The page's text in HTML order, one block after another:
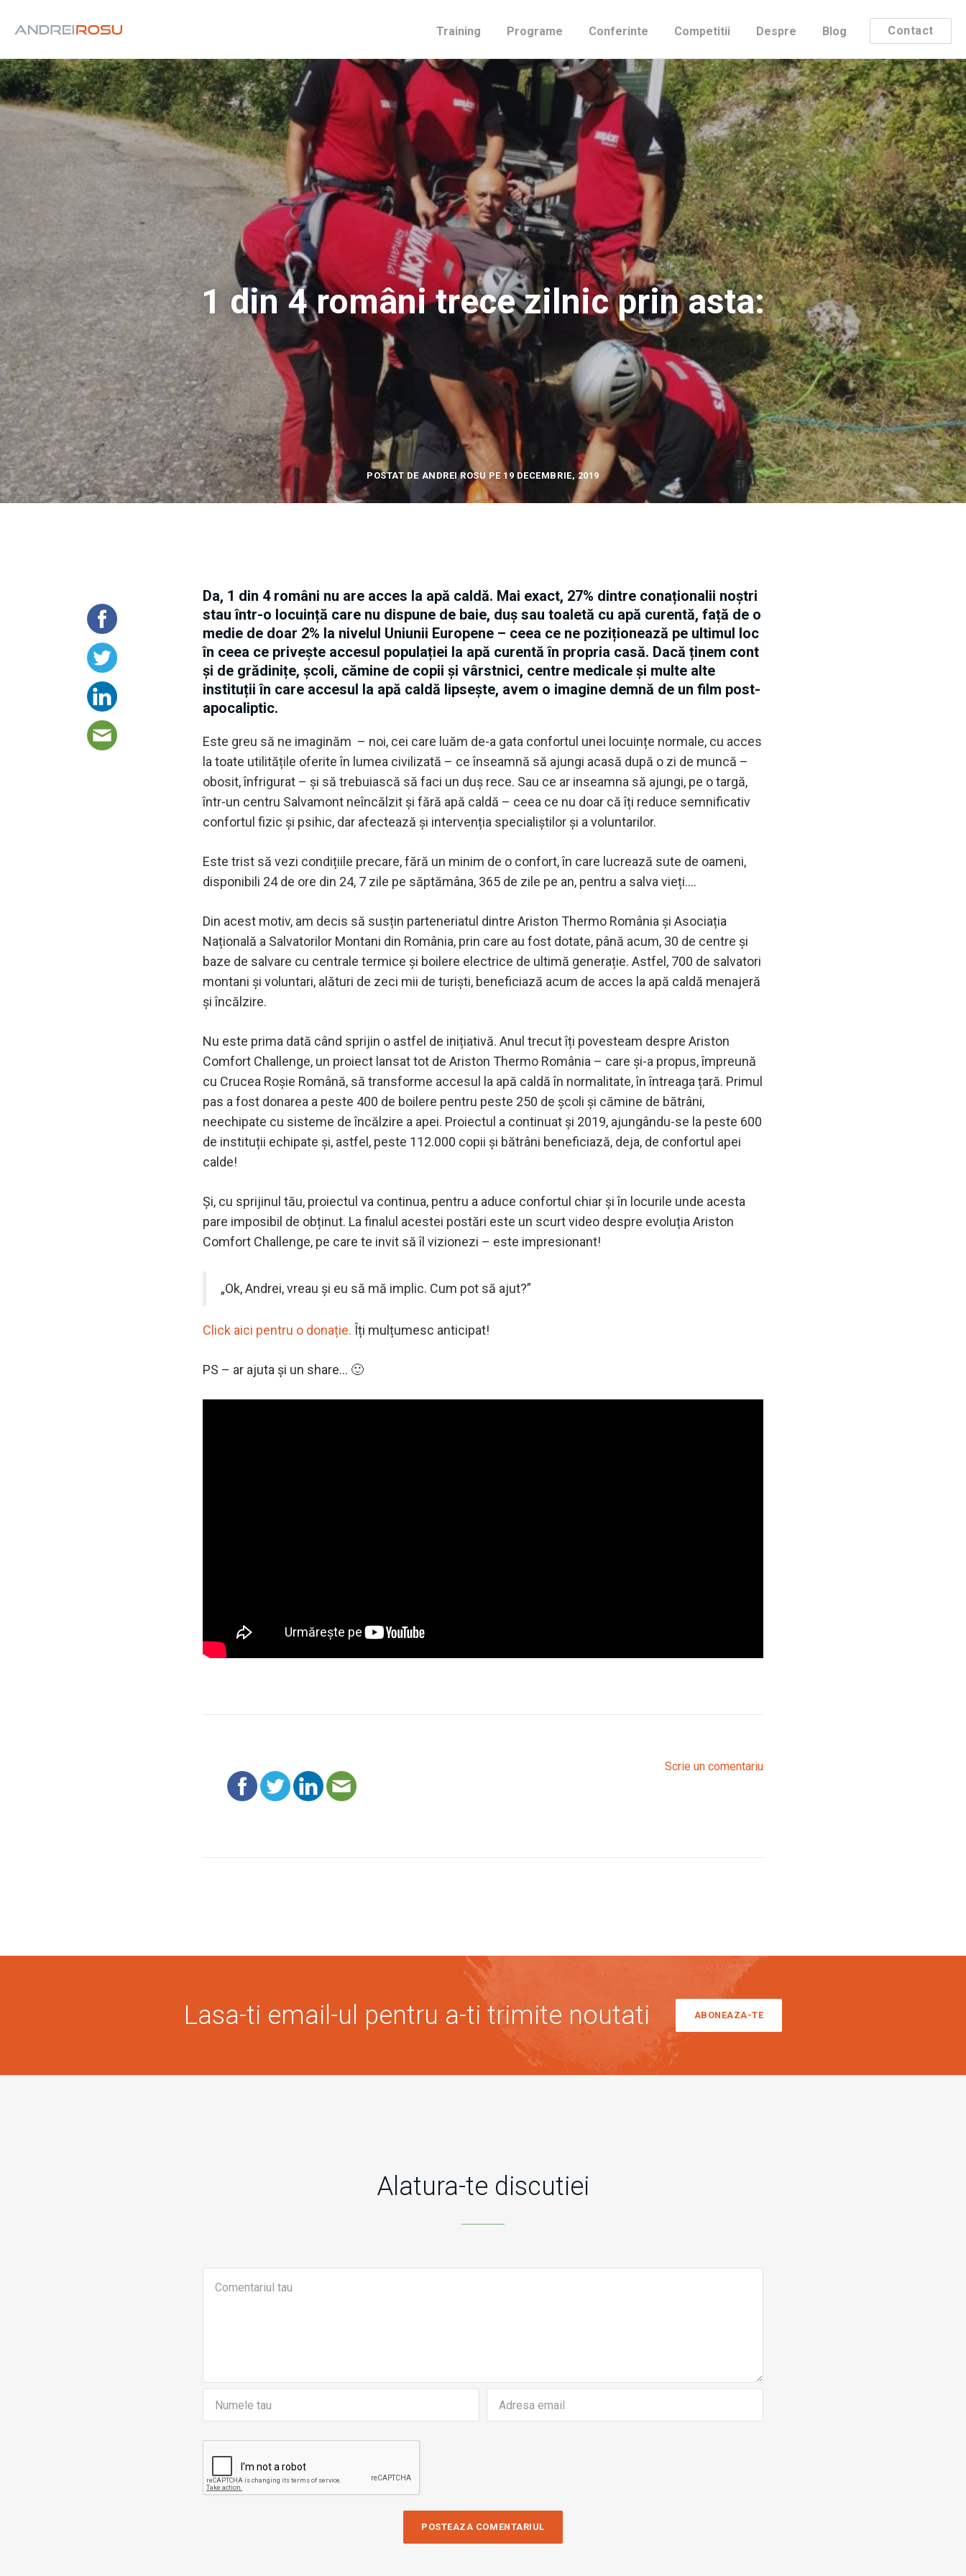
Training Programe Conferinte Competitii Despre Blog Contact
1 din 4 români trece zilnic prin asta:
POSTAT DE ANDREI ROSU PE 19 DECEMBRIE, 2019
Da, 1 din 4 români nu are acces la apă caldă. Mai exact, 27% dintre conaționalii noștri
stau într-o locuință care nu dispune de baie, duș sau toaletă cu apă curentă, față de o
medie de doar 2% la nivelul Uniunii Europene – ceea ce ne poziționează pe ultimul loc
în ceea ce privește accesul populației la apă curentă în propria casă. Dacă ținem cont
și de grădinițe, școli, cămine de copii și vârstnici, centre medicale și multe alte
instituții în care accesul la apă caldă lipsește, avem o imagine demnă de un film post-
apocaliptic.
Este greu să ne imaginăm – noi, cei care luăm de-a gata confortul unei locuințe normale, cu acces
la toate utilitățile oferite în lumea civilizată – ce înseamnă să ajungi acasă după o zi de muncă –
obosit, înfrigurat – și să trebuiască să faci un duș rece. Sau ce ar inseamna să ajungi, pe o targă,
într-un centru Salvamont neîncălzit și fără apă caldă – ceea ce nu doar că îți reduce semnificativ
confortul fizic și psihic, dar afectează și intervenția specialiștilor și a voluntarilor.
Este trist să vezi condițiile precare, fără un minim de o confort, în care lucrează sute de oameni,
disponibili 24 de ore din 24, 7 zile pe săptămâna, 365 de zile pe an, pentru a salva vieți….
Din acest motiv, am decis să susțin parteneriatul dintre Ariston Thermo România și Asociația
Națională a Salvatorilor Montani din România, prin care au fost dotate, până acum, 30 de centre și
baze de salvare cu centrale termice și boilere electrice de ultimă generație. Astfel, 700 de salvatori
montani și voluntari, alături de zeci mii de turiști, beneficiază acum de acces la apă caldă menajeră
și încălzire.
Nu este prima dată când sprijin o astfel de inițiativă. Anul trecut îți povesteam despre Ariston
Comfort Challenge, un proiect lansat tot de Ariston Thermo România – care și-a propus, împreună
cu Crucea Roșie Română, să transforme accesul la apă caldă în normalitate, în întreaga țară. Primul
pas a fost donarea a peste 400 de boilere pentru peste 250 de școli și cămine de bătrâni,
neechipate cu sisteme de încălzire a apei. Proiectul a continuat și 2019, ajungându-se la peste 600
de instituții echipate și, astfel, peste 112.000 copii și bătrâni beneficiază, deja, de confortul apei
calde!
Și, cu sprijinul tău, proiectul va continua, pentru a aduce confortul chiar și în locurile unde acesta
pare imposibil de obținut. La finalul acestei postări este un scurt video despre evoluția Ariston
Comfort Challenge, pe care te invit să îl vizionezi – este impresionant!
„Ok, Andrei, vreau și eu să mă implic. Cum pot să ajut?”
Click aici pentru o donație. Îți mulțumesc anticipat!
PS – ar ajuta și un share… 🙂
Scrie un comentariu
Lasa-ti email-ul pentru a-ti trimite noutati ABONEAZA-TE
Alatura-te discutiei